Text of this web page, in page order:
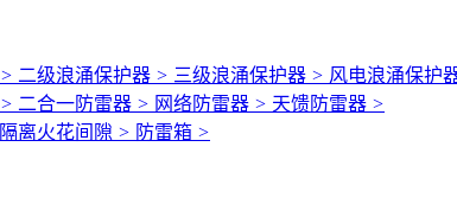
> 二级浪涌保护器 > 三级浪涌保护器 > 风电浪涌保护
> 二合一防雷器 > 网络防雷器 > 天馈防雷器 >
隔离火花间隙 > 防雷箱 >